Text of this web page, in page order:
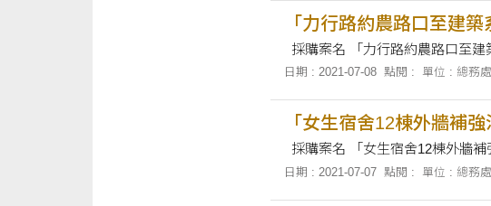
「力行路約農路口至建
日期 : 2021-07-08 點閱 : 單位 : 總務處
「女生宿舍12棟外牆補強
日期 : 2021-07-07 點閱 : 單位 : 總務處